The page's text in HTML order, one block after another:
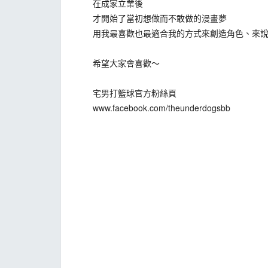
在成家立業後
才開始了當初想做而不敢做的漫畫夢
用我最喜歡也最適合我的方式來創造角色、來
希望大家會喜歡～
宅男打籃球官方粉絲頁
www.facebook.com/theunderdogsbb